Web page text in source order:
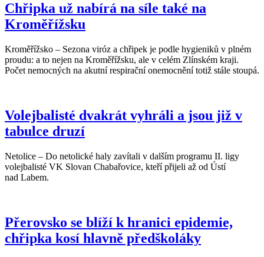
Chřipka už nabírá na síle také na
Kroměřížsku
Kroměřížsko – Sezona viróz a chřipek je podle hygieniků v plném
proudu: a to nejen na Kroměřížsku, ale v celém Zlínském kraji.
Počet nemocných na akutní respirační onemocnění totiž stále stoupá.
Volejbalisté dvakrát vyhráli a jsou již v
tabulce druzí
Netolice – Do netolické haly zavítali v dalším programu II. ligy
volejbalisté VK Slovan Chabařovice, kteří přijeli až od Ústí
nad Labem.
Přerovsko se blíží k hranici epidemie,
chřipka kosí hlavně předškoláky